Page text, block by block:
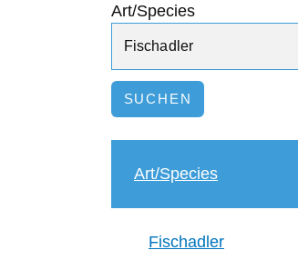
Art/Species
Art/Species
Fischadler